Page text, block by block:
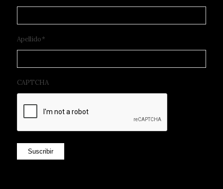
Apellido*
CAPTCHA
Suscribir